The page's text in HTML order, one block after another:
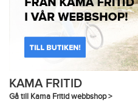
KAMA FRITID
Gå till Kama Fritid webbshop >